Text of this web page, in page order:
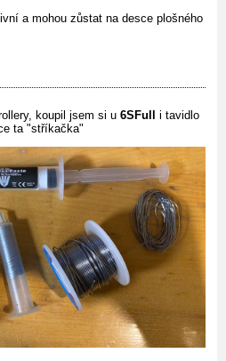
a mohou zůstat na desce plošného
koupil jsem si u 6SFull
i tavidlo
ta "stříkačka"